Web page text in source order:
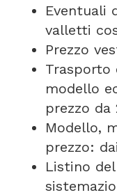
Eventuali
valletti
Prezzo
Trasporto
modello
prezzo
Modello,
prezzo:
Listino